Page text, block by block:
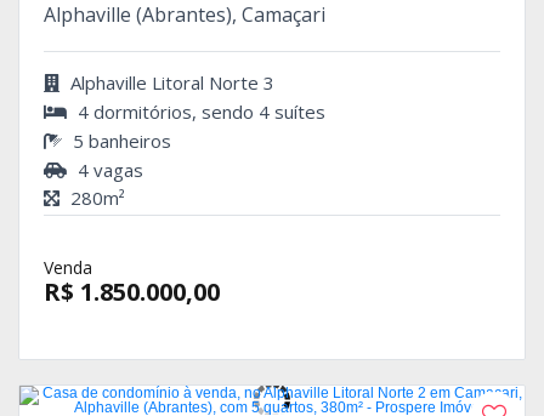
Alphaville (Abrantes), Camaçari
Alphaville Litoral Norte 3
4 dormitórios, sendo 4 suítes
5 banheiros
4 vagas
280m²
Venda
R$ 1.850.000,00